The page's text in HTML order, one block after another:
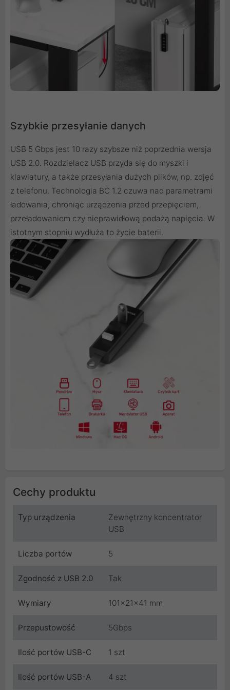
Szybkie przesyłanie danych
USB 5 Gbps jest 10 razy szybsze niż poprzednia wersja
USB 2.0. Rozdzielacz USB przyda się do myszki i
klawiatury, a także przesyłania dużych plików, np. zdjęć
z telefonu. Technologia BC 1.2 czuwa nad parametrami
ładowania, chroniąc urządzenia przed przepięciem,
przeładowaniem czy nieprawidłową podażą napięcia. W
istotnym stopniu wydłuża to życie baterii.
Cechy produktu
Typ urządzenia
Zewnętrzny koncentrator
USB
Liczba portów 5
Zgodność z USB 2.0 Tak
Wymiary 101x21x41 mm
Przepustowość 5Gbps
Ilość portów USB-C 1 szt
Ilość portów USB-A 4 szt